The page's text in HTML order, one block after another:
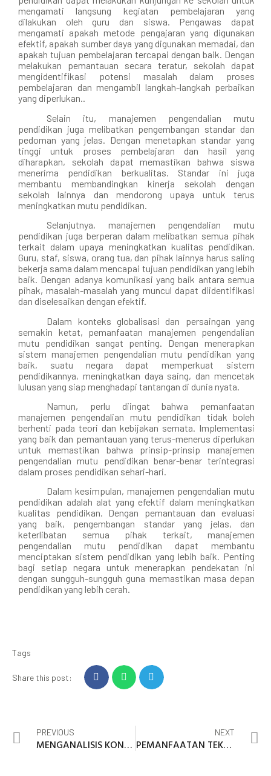
mengamati langsung kegiatan pembelajaran yang
dilakukan oleh guru dan siswa. Pengawas dapat
mengamati apakah metode pengajaran yang digunakan
efektif, apakah sumber daya yang digunakan memadai, dan
apakah tujuan pembelajaran tercapai dengan baik. Dengan
melakukan pemantauan secara teratur, sekolah dapat
mengidentifikasi potensi masalah dalam proses
pembelajaran dan mengambil langkah-langkah perbaikan
yang diperlukan..
Selain itu, manajemen pengendalian mutu
pendidikan juga melibatkan pengembangan standar dan
pedoman yang jelas. Dengan menetapkan standar yang
tinggi untuk proses pembelajaran dan hasil yang
diharapkan, sekolah dapat memastikan bahwa siswa
menerima pendidikan berkualitas. Standar ini juga
membantu membandingkan kinerja sekolah dengan
sekolah lainnya dan mendorong upaya untuk terus
meningkatkan mutu pendidikan.
Selanjutnya, manajemen pengendalian mutu
pendidikan juga berperan dalam melibatkan semua pihak
terkait dalam upaya meningkatkan kualitas pendidikan.
Guru, staf, siswa, orang tua, dan pihak lainnya harus saling
bekerja sama dalam mencapai tujuan pendidikan yang lebih
baik. Dengan adanya komunikasi yang baik antara semua
pihak, masalah-masalah yang muncul dapat diidentifikasi
dan diselesaikan dengan efektif.
Dalam konteks globalisasi dan persaingan yang
semakin ketat, pemanfaatan manajemen pengendalian
mutu pendidikan sangat penting. Dengan menerapkan
sistem manajemen pengendalian mutu pendidikan yang
baik, suatu negara dapat memperkuat sistem
pendidikannya, meningkatkan daya saing, dan mencetak
lulusan yang siap menghadapi tantangan di dunia nyata.
Namun, perlu diingat bahwa pemanfaatan
manajemen pengendalian mutu pendidikan tidak boleh
berhenti pada teori dan kebijakan semata. Implementasi
yang baik dan pemantauan yang terus-menerus diperlukan
untuk memastikan bahwa prinsip-prinsip manajemen
pengendalian mutu pendidikan benar-benar terintegrasi
dalam proses pendidikan sehari-hari.
Dalam kesimpulan, manajemen pengendalian mutu
pendidikan adalah alat yang efektif dalam meningkatkan
kualitas pendidikan. Dengan pemantauan dan evaluasi
yang baik, pengembangan standar yang jelas, dan
keterlibatan semua pihak terkait, manajemen
pengendalian mutu pendidikan dapat membantu
menciptakan sistem pendidikan yang lebih baik. Penting
bagi setiap negara untuk menerapkan pendekatan ini
dengan sungguh-sungguh guna memastikan masa depan
pendidikan yang lebih cerah.
Tags
Share this post:
PREVIOUS
MENGANALISIS KONSEP DASAR MANAJEMEN PENGENDALIAN MUTU PENDIDIKAN
NEXT
PEMANFAATAN TEKNOLOGI INFORMASI DAN KOMUNIKASI (TIK) SERTA PENERAPANNYA DI KANTOR KEPOLISIAN DAERAH (POLDA) NTB